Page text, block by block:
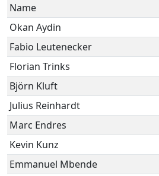
Name
Okan Aydin
Fabio Leutenecker
Florian Trinks
Björn Kluft
Julius Reinhardt
Marc Endres
Kevin Kunz
Emmanuel Mbende